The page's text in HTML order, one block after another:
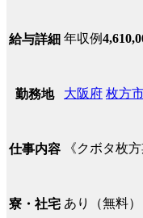
給与詳細 年収例
勤務地 大阪府 枚方
仕事内容 《クボタ枚
寮・社宅 あり（無料）